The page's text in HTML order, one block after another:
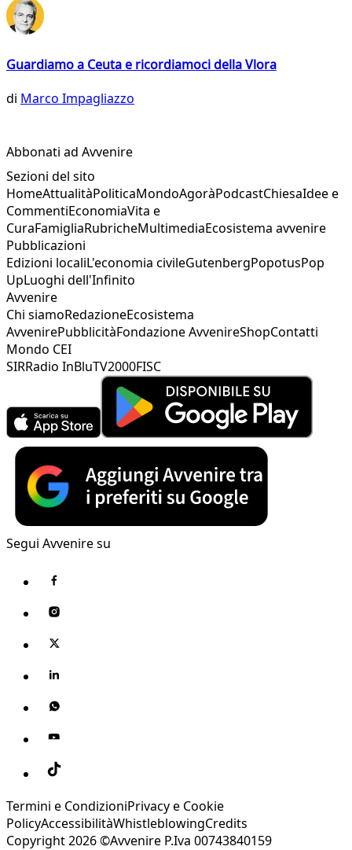
Guardiamo a Ceuta e ricordiamoci della Vlora
di Marco Impagliazzo
Abbonati ad Avvenire
Sezioni del sito
HomeAttualitàPoliticaMondoAgoràPodcastChiesaIdee e
CommentiEconomiaVita e
CuraFamigliaRubricheMultimediaEcosistema avvenire
Pubblicazioni
Edizioni localiL'economia civileGutenbergPopotusPop
UpLuoghi dell'Infinito
Avvenire
Chi siamoRedazioneEcosistema
AvvenirePubblicitàFondazione AvvenireShopContatti
Mondo CEI
SIRRadio InBluTV2000FISC
Segui Avvenire su
Termini e CondizioniPrivacy e Cookie
PolicyAccessibilitàWhistleblowingCredits
Copyright 2026 ©Avvenire P.Iva 00743840159